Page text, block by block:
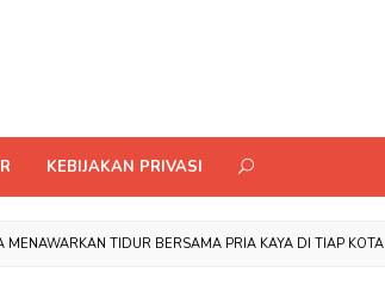
KEBIJAKAN PRIVASI
TIDUR BERSAMA PRIA KAYA DI TIAP KOTA